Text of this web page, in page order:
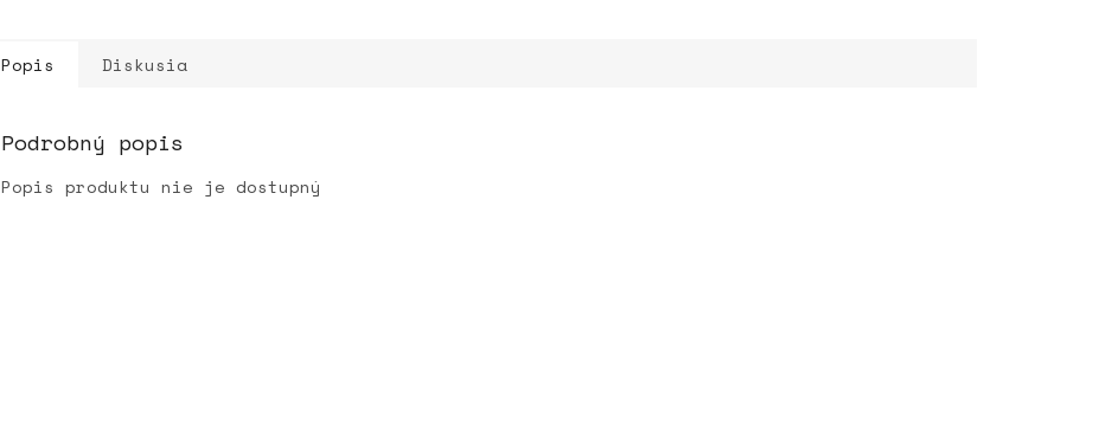
Popis Diskusia
Podrobný popis
Popis produktu nie je dostupný